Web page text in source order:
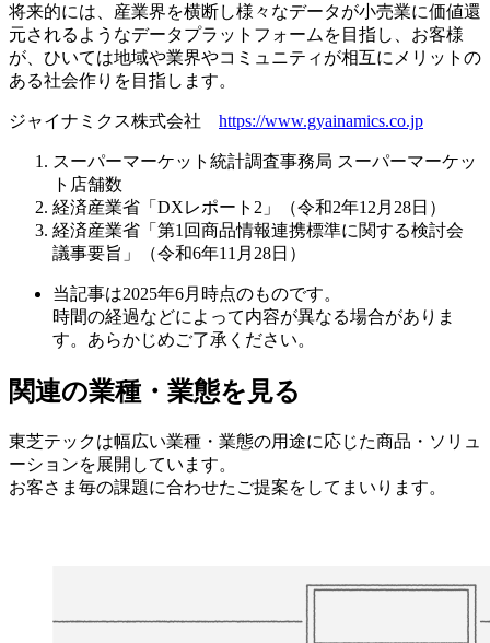
将来的には、産業界を横断し様々なデータが小売業に価値還
元されるようなデータプラットフォームを目指し、お客様
が、ひいては地域や業界やコミュニティが相互にメリットの
ある社会作りを目指します。
ジャイナミクス株式会社 https://www.gyainamics.co.jp
スーパーマーケット統計調査事務局 スーパーマーケッ
ト店舗数
経済産業省「DXレポート2」（令和2年12月28日）
経済産業省「第1回商品情報連携標準に関する検討会
議事要旨」（令和6年11月28日）
当記事は2025年6月時点のものです。
時間の経過などによって内容が異なる場合がありま
す。あらかじめご了承ください。
関連の業種・業態を見る
東芝テックは幅広い業種・業態の用途に応じた商品・ソリュ
ーションを展開しています。
お客さま毎の課題に合わせたご提案をしてまいります。